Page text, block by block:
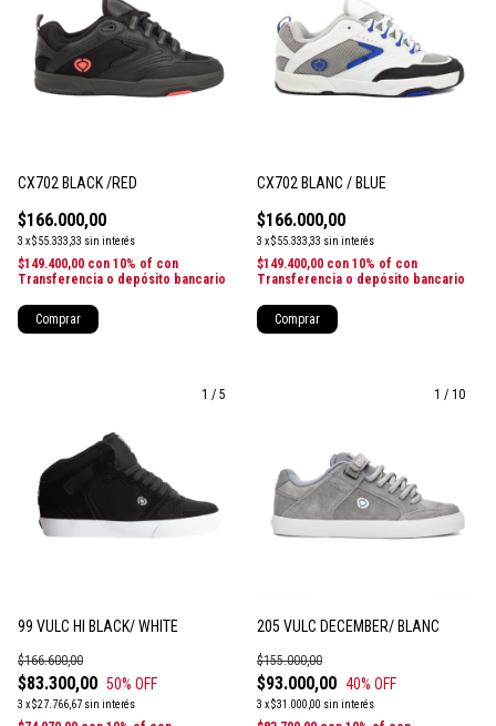
CX702 BLACK /RED
$166.000,00
3 x$55.333,33 sin interés
$149.400,00 con 10% of con
Transferencia o depósito bancario
Comprar
CX702 BLANC / BLUE
$166.000,00
3 x$55.333,33 sin interés
$149.400,00 con 10% of con
Transferencia o depósito bancario
Comprar
1 / 5
99 VULC HI BLACK/ WHITE
$83.300,00
$166.600,00
50% OFF
3 x$27.766,67 sin interés
1 / 10
205 VULC DECEMBER/ BLANC
$93.000,00
$155.000,00
40% OFF
3 x$31.000,00 sin interés